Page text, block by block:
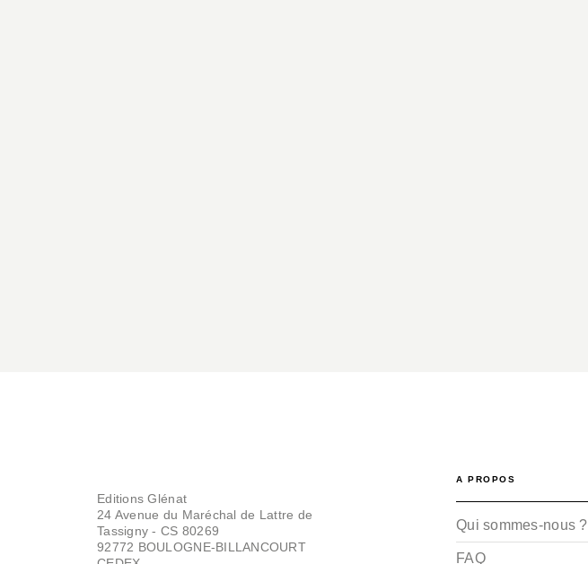
Editions Glénat
24 Avenue du Maréchal de Lattre de
Tassigny - CS 80269
92772 BOULOGNE-BILLANCOURT
A PROPOS
Qui sommes-nous ?
FAQ